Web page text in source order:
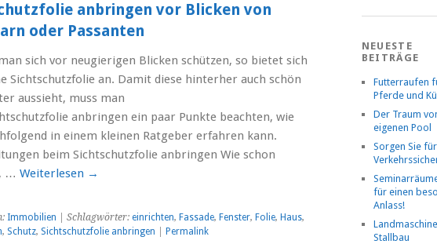
anbringen vor Blicken von
oder Passanten
sich vor neugierigen Blicken schützen, so bietet sich
Sichtschutzfolie an. Damit diese hinterher auch schön
aussieht, muss man
anbringen ein paar Punkte beachten, wie
in einem kleinen Ratgeber erfahren kann.
beim Sichtschutzfolie anbringen Wie schon
… Weiterlesen →
Immobilien | Schlagwörter: einrichten, Fassade, Fenster, Folie, Haus,
, Schutz, Sichtschutzfolie anbringen Permalink
NEUESTE
BEITRÄGE
Futterraufen
Pferde und
Der Traum
eigenen Pool
Sorgen Sie für
für einen
Anlass!
Stallbau